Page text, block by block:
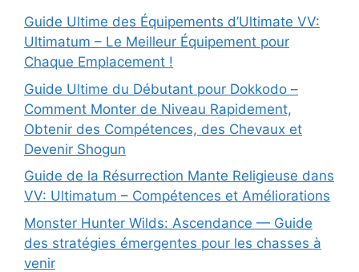
Guide Ultime des Équipements d’Ultimate VV:
Ultimatum – Le Meilleur Équipement pour
Chaque Emplacement !
Guide Ultime du Débutant pour Dokkodo –
Comment Monter de Niveau Rapidement,
Obtenir des Compétences, des Chevaux et
Devenir Shogun
Guide de la Résurrection Mante Religieuse dans
VV: Ultimatum – Compétences et Améliorations
Monster Hunter Wilds: Ascendance — Guide
des stratégies émergentes pour les chasses à
venir